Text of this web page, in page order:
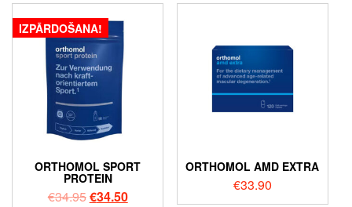
IZPĀRDOŠANA!
ORTHOMOL SPORT
PROTEIN
€34.95€34.50
ORTHOMOL AMD EXTRA
€33.90